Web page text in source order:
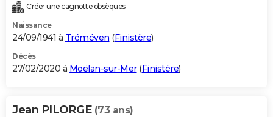
Créer une cagnotte obsèques
Naissance
24/09/1941 à Tréméven (Finistère)
Décès
27/02/2020 à Moëlan-sur-Mer(Finistère)
Jean PILORGE (73 ans)